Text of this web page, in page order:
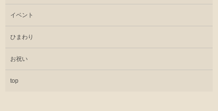
イベント
ひまわり
お祝い
top